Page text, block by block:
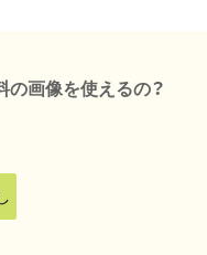
の画像を使えるの？